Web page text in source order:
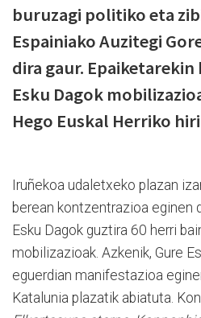
buruzagi politiko eta
Espainiako Auzitegi
dira gaur. Epaiketarekin
Esku Dagok
Hego Euskal Herriko
Iruñekoa udaletxeko plazan
berean kontzentrazioa eginen
Esku Dagok guztira 60 herri
mobilizazioak. Azkenik, Gure
eguerdian manifestazioa
Katalunia plazatik abiatuta.